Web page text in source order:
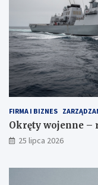
FIRMA I BIZNES
Okręty wojenne –
25 lipca 2026